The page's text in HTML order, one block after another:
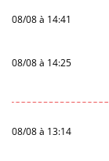
08/08 à 14:41
08/08 à 14:25
08/08 à 13:14